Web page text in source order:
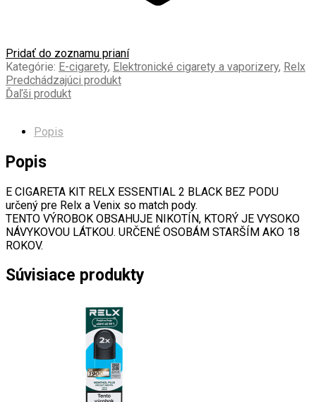
Pridať do zoznamu prianí
Kategórie: E-cigarety, Elektronické cigarety a vaporizery, Relx
Predchádzajúci produkt
Ďaľši produkt
Popis
Popis
E CIGARETA KIT RELX ESSENTIAL 2 BLACK BEZ PODU
určený pre Relx a Venix so match pody.
TENTO VÝROBOK OBSAHUJE NIKOTÍN, KTORÝ JE VYSOKO
NÁVYKOVOU LÁTKOU. URČENÉ OSOBÁM STARŠÍM AKO 18
ROKOV.
Súvisiace produkty